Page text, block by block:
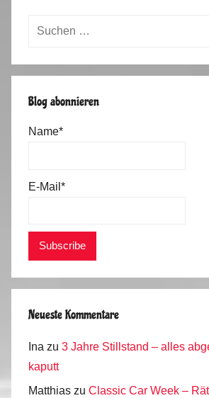
Suchen
Blog abonnieren
Name*
E-Mail*
Neueste Kommentare
Ina zu 3 Jahre Stillstand – alles
kaputt
Matthias zu Classic Car Week –